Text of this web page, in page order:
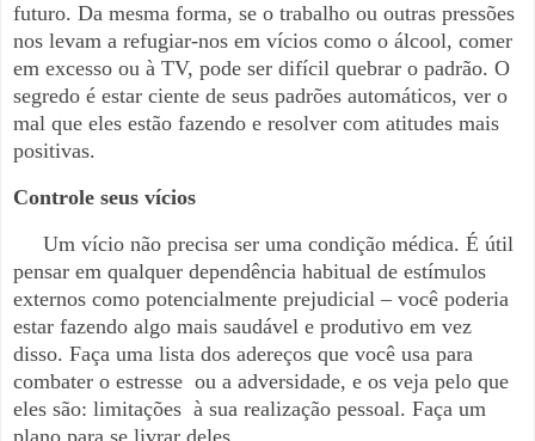
futuro. Da mesma forma, se o trabalho ou outras pressões
nos levam a refugiar-nos em vícios como o álcool, comer
em excesso ou à TV, pode ser difícil quebrar o padrão. O
segredo é estar ciente de seus padrões automáticos, ver o
mal que eles estão fazendo e resolver com atitudes mais
positivas.
Controle seus vícios
Um vício não precisa ser uma condição médica. É útil
pensar em qualquer dependência habitual de estímulos
externos como potencialmente prejudicial – você poderia
estar fazendo algo mais saudável e produtivo em vez
disso. Faça uma lista dos adereços que você usa para
combater o estresse ou a adversidade, e os veja pelo que
eles são: limitações à sua realização pessoal. Faça um
plano para se livrar deles.